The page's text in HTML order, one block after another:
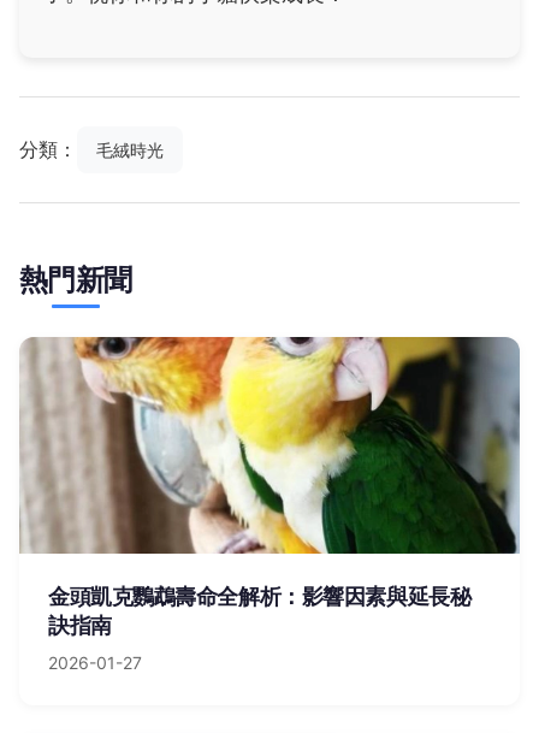
分類： 毛絨時光
熱門新聞
金頭凱克鸚鵡壽命全解析：影響因素與延長秘
訣指南
2026-01-27